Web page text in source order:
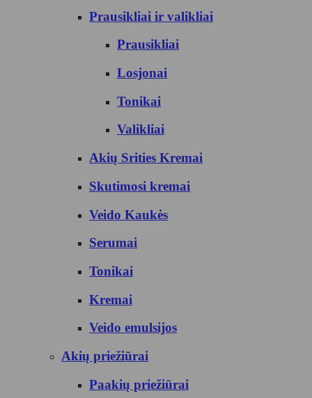
Prausikliai ir valikliai
Prausikliai
Losjonai
Tonikai
Valikliai
Akių Srities Kremai
Skutimosi kremai
Veido Kaukės
Serumai
Tonikai
Kremai
Veido emulsijos
Akių priežiūrai
Paakių priežiūrai